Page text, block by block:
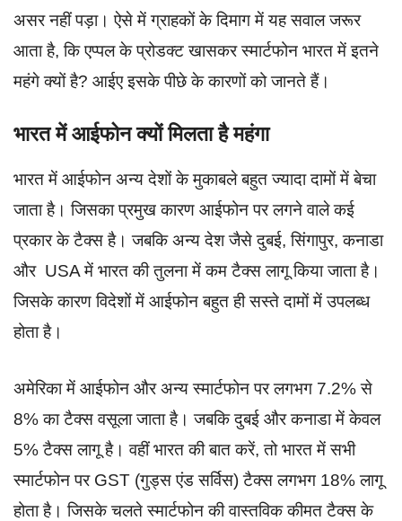
असर नहीं पड़ा। ऐसे में ग्राहकों के दिमाग में यह सवाल जरूर
आता है, कि एप्पल के प्रोडक्ट खासकर स्मार्टफोन भारत में इतने
महंगे क्यों है? आईए इसके पीछे के कारणों को जानते हैं।
भारत में आईफोन क्यों मिलता है महंगा
भारत में आईफोन अन्य देशों के मुकाबले बहुत ज्यादा दामों में बेचा
जाता है। जिसका प्रमुख कारण आईफोन पर लगने वाले कई
प्रकार के टैक्स है। जबकि अन्य देश जैसे दुबई, सिंगापुर, कनाडा
और USA में भारत की तुलना में कम टैक्स लागू किया जाता है।
जिसके कारण विदेशों में आईफोन बहुत ही सस्ते दामों में उपलब्ध
होता है।
अमेरिका में आईफोन और अन्य स्मार्टफोन पर लगभग 7.2% से
8% का टैक्स वसूला जाता है। जबकि दुबई और कनाडा में केवल
5% टैक्स लागू है। वहीं भारत की बात करें, तो भारत में सभी
स्मार्टफोन पर GST (गुड्स एंड सर्विस) टैक्स लगभग 18% लागू
होता है। जिसके चलते स्मार्टफोन की वास्तविक कीमत टैक्स के